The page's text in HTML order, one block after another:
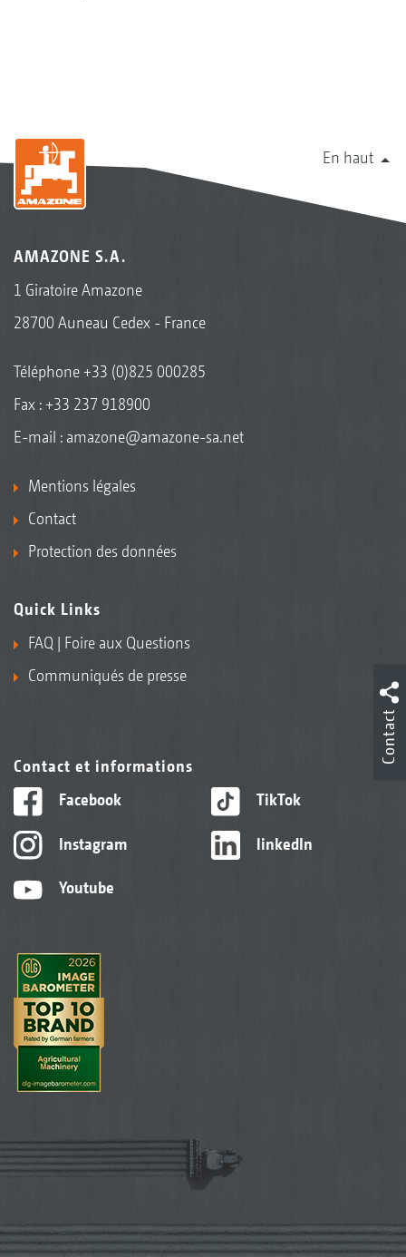
En haut
AMAZONE S.A.
1 Giratoire Amazone
28700 Auneau Cedex - France
Téléphone+33 (0)825 000285
Fax : +33 237 918900
E-mail : amazone@amazone-sa.net
Mentions légales
Contact
Protection des données
Quick Links
FAQ | Foire aux Questions
Communiqués de presse
Contact et informations
Facebook
Instagram
Youtube
TikTok
linkedIn
Contact